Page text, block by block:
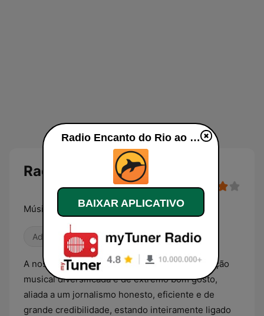
Radio Encanto do Rio
Música e Informação na medida certa.
Adulto-Contemporânea 80s Oldies
A nossa programação se caracteriza pela seleção
musical diversificada e de extremo bom gosto,
aliada a um jornalismo honesto, eficiente e de
grande credibilidade, estando inteiramente ligado
Radio Encanto do Rio ao vivo
BAIXAR APLICATIVO